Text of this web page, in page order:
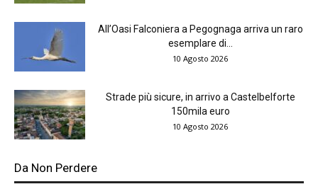
All’Oasi Falconiera a Pegognaga arriva un raro
esemplare di...
10 Agosto 2026
Strade più sicure, in arrivo a Castelbelforte
150mila euro
10 Agosto 2026
Da Non Perdere